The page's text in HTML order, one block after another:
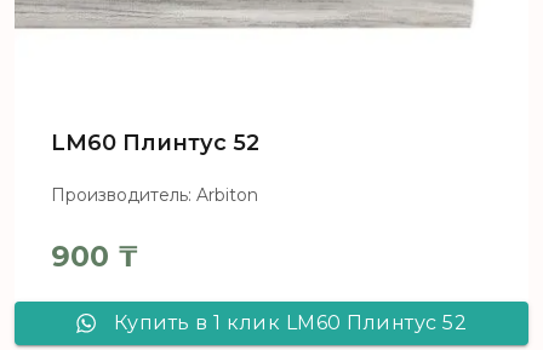
LM60 Плинтус 52
Производитель: Arbiton
900 ₸
Купить в 1 клик LM60 Плинтус 52